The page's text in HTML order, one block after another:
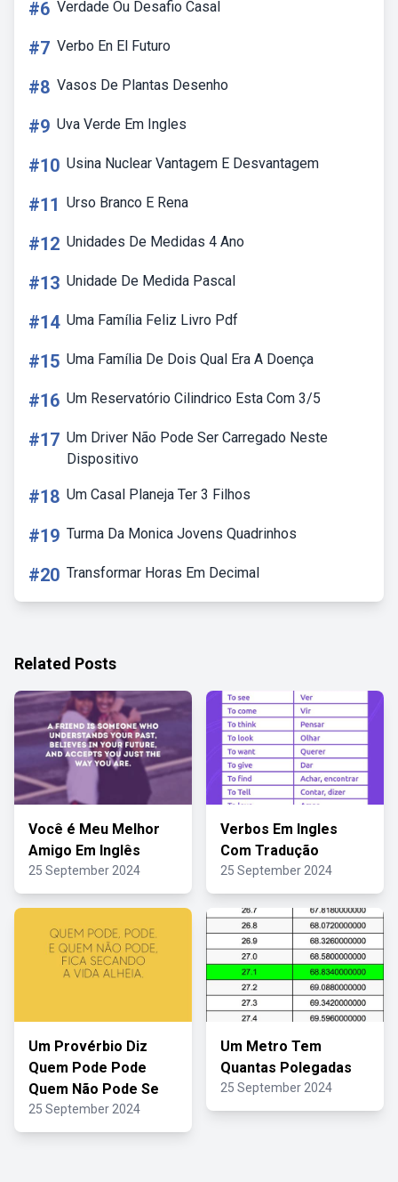
#6 Verdade Ou Desafio Casal
#7 Verbo En El Futuro
#8 Vasos De Plantas Desenho
#9 Uva Verde Em Ingles
#10 Usina Nuclear Vantagem E Desvantagem
#11 Urso Branco E Rena
#12 Unidades De Medidas 4 Ano
#13 Unidade De Medida Pascal
#14 Uma Família Feliz Livro Pdf
#15 Uma Família De Dois Qual Era A Doença
#16 Um Reservatório Cilindrico Esta Com 3/5
#17 Um Driver Não Pode Ser Carregado Neste
Dispositivo
#18 Um Casal Planeja Ter 3 Filhos
#19 Turma Da Monica Jovens Quadrinhos
#20 Transformar Horas Em Decimal
Related Posts
Você é Meu Melhor
Amigo Em Inglês
25 September 2024
Verbos Em Ingles
Com Tradução
25 September 2024
Um Provérbio Diz
Quem Pode Pode
Quem Não Pode Se
25 September 2024
Um Metro Tem
Quantas Polegadas
25 September 2024